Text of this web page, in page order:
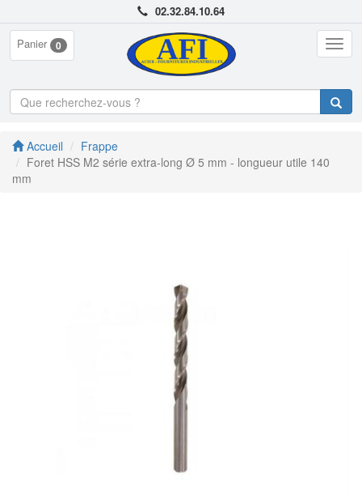
02.32.84.10.64
Panier 0
Accueil
Frappe
Foret HSS M2 série extra-long Ø 5 mm - longueur utile 140
mm